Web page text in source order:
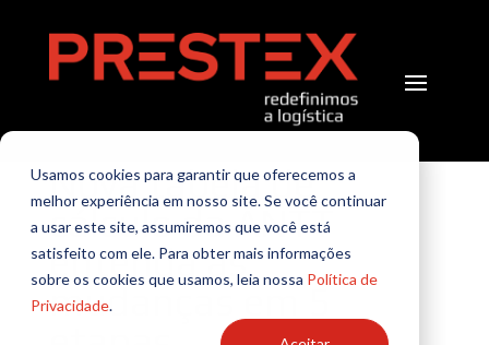
Usamos cookies para garantir que oferecemos a
melhor experiência em nosso site. Se você continuar
a usar este site, assumiremos que você está
satisfeito com ele. Para obter mais informações
sobre os cookies que usamos, leia nossa Política de
Privacidade.
Nova tabela de
cálculo da ANTT
entenda as
mudanças em 5